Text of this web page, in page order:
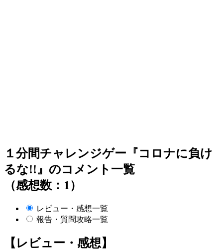
１分間チャレンジゲー『コロナに負け
るな!!』のコメント一覧
（感想数：1）
レビュー・感想一覧
報告・質問攻略一覧
【レビュー・感想】